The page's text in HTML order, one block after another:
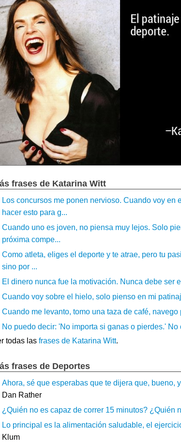
frases de Katarina Witt
Los concursos me ponen nervioso. Cuando voy
hacer esto para g...
Cuando uno es joven, no piensa muy lejos. Solo
próxima compe...
Como atleta, eliges el deporte y te atrae, pero tu
sino por ...
El dinero nunca fue la motivación. Nunca debe ser
Cuando voy sobre el hielo, solo pienso en mi
Cuando me levanto, tomo una taza de café,
No puedo decir: 'No importa si ganas o pierdes.' No
todas las frases de Katarina Witt.
frases de Deportes
Ahora, sé que esperabas que te dijera que, bueno,
Dan Rather
¿Quién no es capaz de correr 15 minutos? ¿Quién
Lo principal es la alimentación saludable, el
Klum